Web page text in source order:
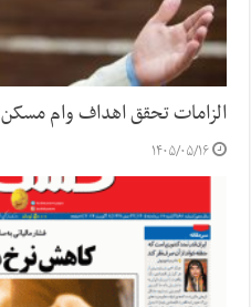
الزامات تحقق اهداف وام مسکن
۱۴۰۵/۰۵/۱۶